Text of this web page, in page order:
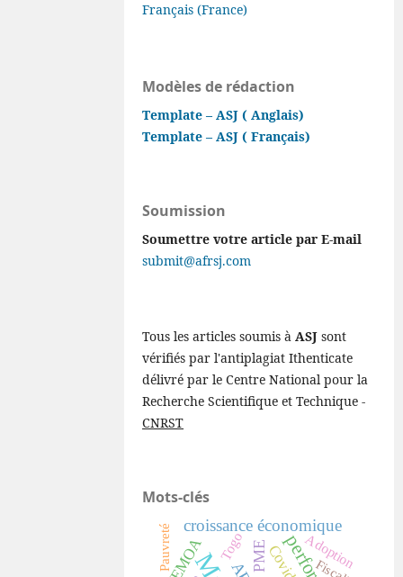
Français (France)
Modèles de rédaction
Template – ASJ ( Anglais)
Template – ASJ ( Français)
Soumission
Soumettre votre article par E-mail
submit@afrsj.com
Tous les articles soumis àASJ sont
vérifiés par l'antiplagiat Ithenticate
délivré par le Centre National pour la
Recherche Scientifique et Technique -
CNRST
Mots-clés
croissance économique
PME
UEMOA Adoption
Togo
Pauvreté